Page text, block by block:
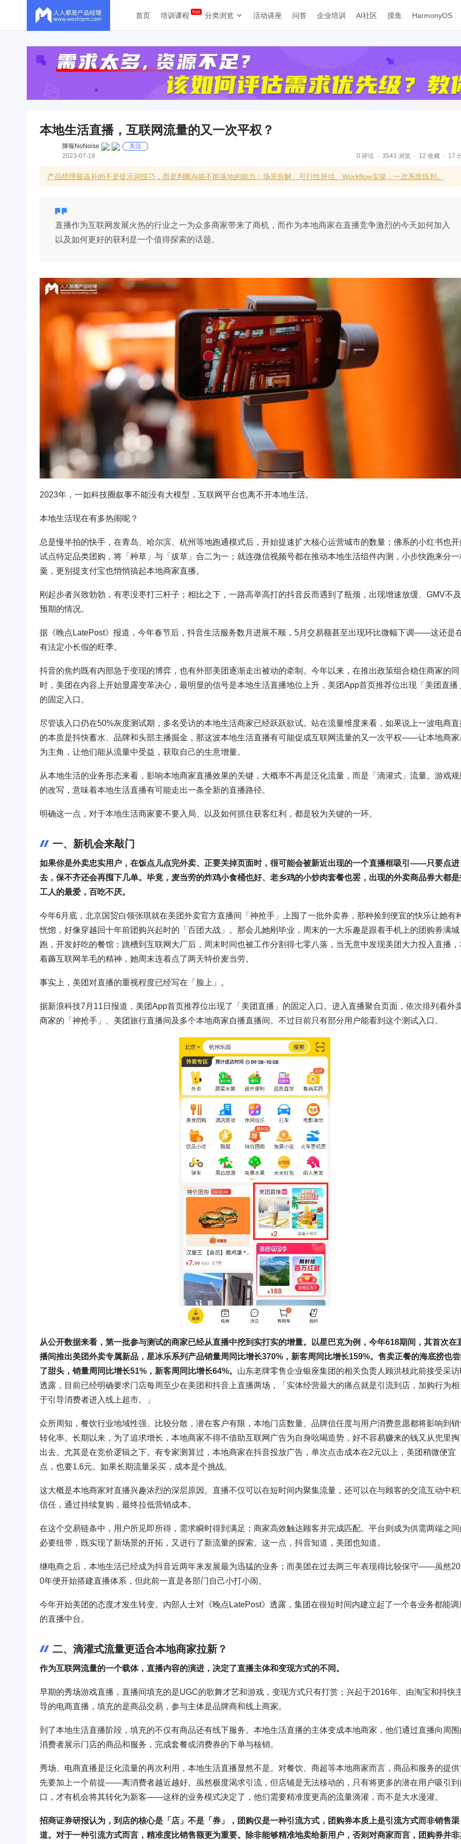
首页 培训课程 分类浏览 活动讲座 问答 企业培训 AI社区 摸鱼 HarmonyOS
本地生活直播，互联网流量的又一次平权？
降噪NoNoise
关注
2023-07-18
0 评论 3543 浏览 12 收藏 17
产品经理最该补的不是提示词技巧，而是判断AI能不能落地的能力：场景拆解、可行性评估、Workflow实操，一次系统练到。
直播作为互联网发展火热的行业之一为众多商家带来了商机，而作为本地商家在直播竞争激烈的今天如何加入
以及如何更好的获利是一个值得探索的话题。
2023年，一如科技圈叙事不能没有大模型，互联网平台也离不开本地生活。
本地生活现在有多热闹呢？
总是慢半拍的快手，在青岛、哈尔滨、杭州等地跑通模式后，开始提速扩大核心运营城市的数量；佛系的小红书也开
试点特定品类团购，将「种草」与「拔草」合二为一；就连微信视频号都在推动本地生活组件内测，小步快跑来分一
羹，更别提支付宝也悄悄搞起本地商家直播。
刚起步者兴致勃勃，有枣没枣打三杆子；相比之下，一路高举高打的抖音反而遇到了瓶颈，出现增速放缓、GMV不及
预期的情况。
据《晚点LatePost》报道，今年春节后，抖音生活服务数月进展不顺，5月交易额甚至出现环比微幅下调——这还是
有法定小长假的旺季。
抖音的焦灼既有内部急于变现的博弈，也有外部美团逐渐走出被动的牵制。今年以来，在推出政策组合稳住商家的同
时，美团在内容上开始显露变革决心，最明显的信号是本地生活直播地位上升，美团App首页推荐位出现「美团直播
的固定入口。
尽管该入口仍在50%灰度测试期，多名受访的本地生活商家已经跃跃欲试。站在流量维度来看，如果说上一波电商直
的本质是抖快蓄水、品牌和头部主播掘金，那这波本地生活直播有可能促成互联网流量的又一次平权——让本地商家
为主角，让他们能从流量中受益，获取自己的生意增量。
从本地生活的业务形态来看，影响本地商家直播效果的关键，大概率不再是泛化流量，而是「滴灌式」流量。游戏规
的改写，意味着本地生活直播有可能走出一条全新的直播路径。
明确这一点，对于本地生活商家要不要入局、以及如何抓住获客红利，都是较为关键的一环。
一、新机会来敲门
如果你是外卖忠实用户，在饭点儿点完外卖、正要关掉页面时，很可能会被新近出现的一个直播框吸引——只要点进
去，保不齐还会再囤下几单。毕竟，麦当劳的炸鸡小食桶也好、老乡鸡的小炒肉套餐也罢，出现的外卖商品券大都是
工人的最爱，百吃不厌。
今年6月底，北京国贸白领张琪就在美团外卖官方直播间「神抢手」上囤了一批外卖券，那种捡到便宜的快乐让她有
恍惚，好像穿越回十年前团购兴起时的「百团大战」。那会儿她刚毕业，周末的一大乐趣是跟着手机上的团购券满城
跑，开发好吃的餐馆；跳槽到互联网大厂后，周末时间也被工作分割得七零八落，当无意中发现美团大力投入直播，
着薅互联网羊毛的精神，她周末连着点了两天特价麦当劳。
事实上，美团对直播的重视程度已经写在「脸上」。
据新浪科技7月11日报道，美团App首页推荐位出现了「美团直播」的固定入口。进入直播聚合页面，依次排列着外
商家的「神抢手」、美团旅行直播间及多个本地商家自播直播间。不过目前只有部分用户能看到这个测试入口。
从公开数据来看，第一批参与测试的商家已经从直播中挖到实打实的增量。以星巴克为例，今年618期间，其首次在
播间推出美团外卖专属新品，星冰乐系列产品销量周同比增长370%，新客周同比增长159%。售卖正餐的海底捞也
了甜头，销量周同比增长51%，新客周同比增长64%。 山东老牌零售企业银座集团的相关负责人顾洪枝此前接受采访
透露，目前已经明确要求门店每周至少在美团和抖音上直播两场，「实体经营最大的痛点就是引流到店，加购行为相
于引导消费者进入线上超市。」
众所周知，餐饮行业地域性强、比较分散，潜在客户有限，本地门店数量、品牌信任度与用户消费意愿都将影响到销
转化率。长期以来，为了追求增长，本地商家不得不借助互联网广告为自身吆喝造势，好不容易赚来的钱又从兜里掏
出去。尤其是在竞价逻辑之下。有专家测算过，本地商家在抖音投放广告，单次点击成本在2元以上，美团稍微便宜
点，也要1.6元。如果长期流量采买，成本是个挑战。
这大概是本地商家对直播兴趣浓烈的深层原因。直播不仅可以在短时间内聚集流量，还可以在与顾客的交流互动中积
信任，通过持续复购，最终拉低营销成本。
在这个交易链条中，用户所见即所得，需求瞬时得到满足；商家高效触达顾客并完成匹配。平台则成为供需两端之间
必要纽带，既实现了新场景的开拓，又进行了新流量的探索。这一点，抖音知道，美团也知道。
继电商之后，本地生活已经成为抖音近两年来发展最为迅猛的业务；而美团在过去两三年表现得比较保守——虽然
0年便开始搭建直播体系，但此前一直是各部门自己小打小闹。
今年开始美团的态度才发生转变。内部人士对《晚点LatePost》透露，集团在很短时间内建立起了一个各业务都能调
的直播中台。
二、滴灌式流量更适合本地商家拉新？
作为互联网流量的一个载体，直播内容的演进，决定了直播主体和变现方式的不同。
早期的秀场游戏直播，直播间填充的是UGC的歌舞才艺和游戏，变现方式只有打赏；兴起于2016年、由淘宝和抖快
导的电商直播，填充的是商品交易，参与主体是品牌商和线上商家。
到了本地生活直播阶段，填充的不仅有商品还有线下服务。本地生活直播的主体变成本地商家，他们通过直播向周围
消费者展示门店的商品和服务，完成套餐或消费券的下单与核销。
秀场、电商直播是泛化流量的再次利用，本地生活直播显然不是。对餐饮、商超等本地商家而言，商品和服务的提供
先要加上一个前提——离消费者越近越好。虽然极度渴求引流，但店铺是无法移动的，只有将更多的潜在用户吸引到
口，才有机会将其转化为新客——这样的业务模式决定了，他们需要精准度更高的流量滴灌，而不是大水漫灌。
招商证券研报认为，到店的核心是「店」不是「券」，团购仅是一种引流方式，团购券本质上是引流方式而非销售渠
道。对于一种引流方式而言，精准度比销售额更为重要。除非能够精准地卖给新用户，否则对商家而言，团购券并非